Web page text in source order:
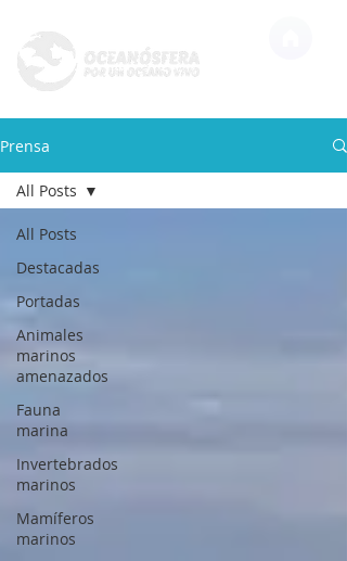
Prensa
All Posts
Destacadas
Portadas
Animales
marinos
amenazados
Fauna
marina
Invertebrados
marinos
Mamíferos
marinos
All Posts